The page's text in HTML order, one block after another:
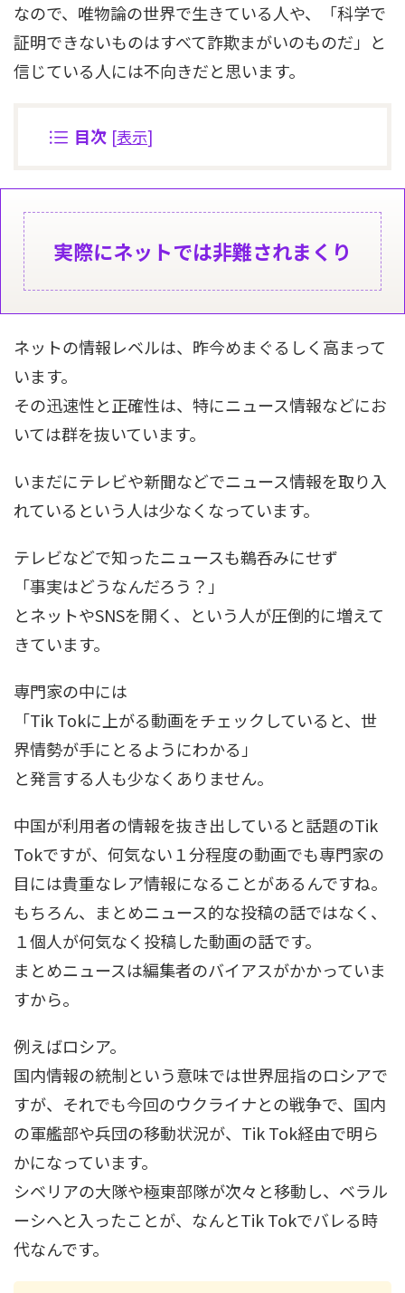
なので、唯物論の世界で生きている人や、「科学で
証明できないものはすべて詐欺まがいのものだ」と
信じている人には不向きだと思います。
目次 [表示]
実際にネットでは非難されまくり
ネットの情報レベルは、昨今めまぐるしく高まって
います。
その迅速性と正確性は、特にニュース情報などにお
いては群を抜いています。
いまだにテレビや新聞などでニュース情報を取り入
れているという人は少なくなっています。
テレビなどで知ったニュースも鵜呑みにせず
「事実はどうなんだろう？」
とネットやSNSを開く、という人が圧倒的に増えて
きています。
専門家の中には
「Tik Tokに上がる動画をチェックしていると、世
界情勢が手にとるようにわかる」
と発言する人も少なくありません。
中国が利用者の情報を抜き出していると話題のTik
Tokですが、何気ない１分程度の動画でも専門家の
目には貴重なレア情報になることがあるんですね。
もちろん、まとめニュース的な投稿の話ではなく、
１個人が何気なく投稿した動画の話です。
まとめニュースは編集者のバイアスがかかっていま
すから。
例えばロシア。
国内情報の統制という意味では世界屈指のロシアで
すが、それでも今回のウクライナとの戦争で、国内
の軍艦部や兵団の移動状況が、Tik Tok経由で明ら
かになっています。
シベリアの大隊や極東部隊が次々と移動し、ベラル
ーシへと入ったことが、なんとTik Tokでバレる時
代なんです。